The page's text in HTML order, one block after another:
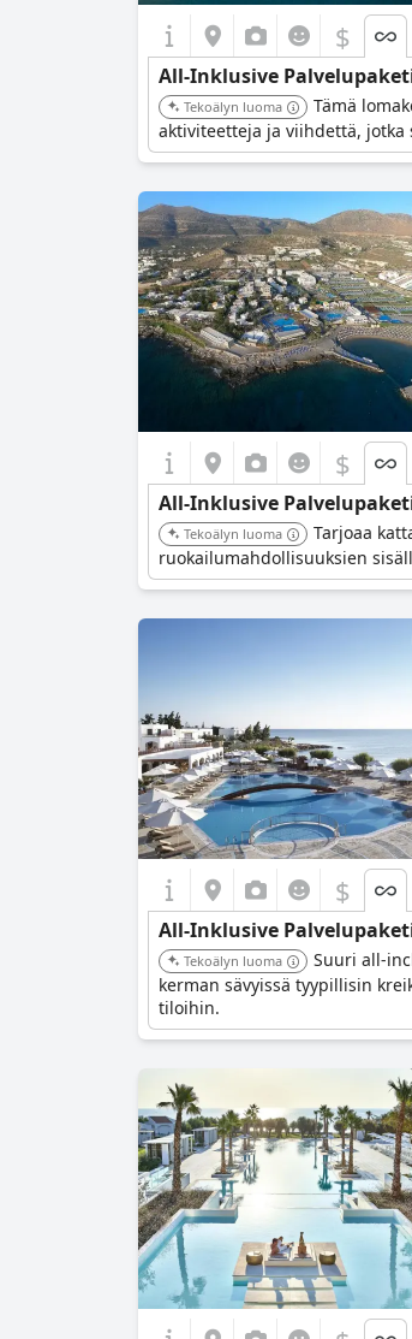
$
All-Inklusive
Tekoälyn luoma
Tämä
aktiviteetteja ja viihdettä, jotka
$
All-Inklusive
Tekoälyn luoma
Tarjoaa
ruokailumahdollisuuksien
$
All-Inklusive
Tekoälyn luoma
Suuri all-
kerman sävyissä tyypillisin
tiloihin.